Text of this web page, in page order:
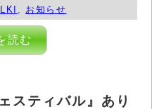
お知らせ
読む
スティバル』あり